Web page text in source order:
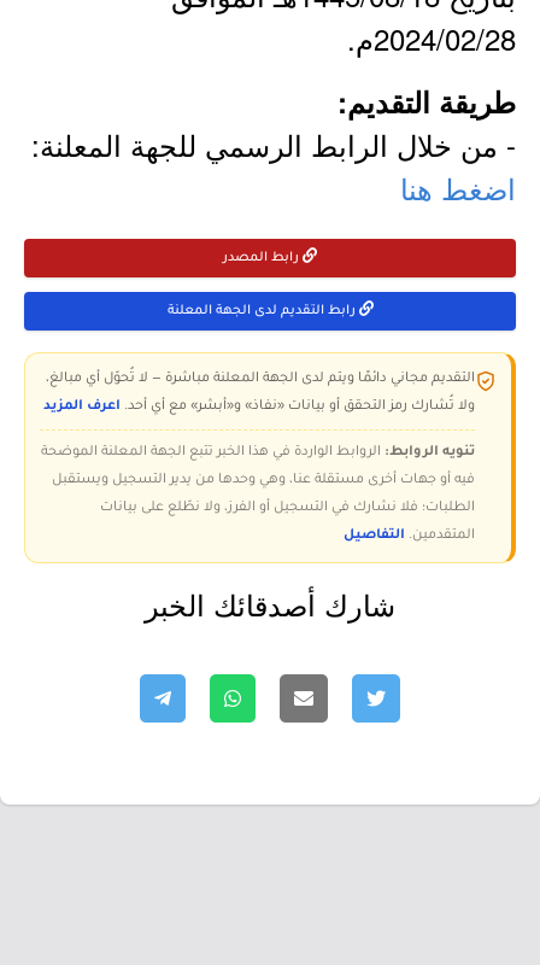
2024/02/28م.
طريقة التقديم:
- من خلال الرابط الرسمي للجهة المعلنة:
اضغط هنا
رابط المصدر
رابط التقديم لدى الجهة المعلنة
التقديم مجاني دائمًا ويتم لدى الجهة المعلنة مباشرة — لا تُحوّل أي مبالغ،
ولا تُشارك رمز التحقق أو بيانات «نفاذ» و«أبشر» مع أي أحد. اعرف المزيد
تنويه الروابط: الروابط الواردة في هذا الخبر تتبع الجهة المعلنة الموضحة
فيه أو جهات أخرى مستقلة عنا، وهي وحدها من يدير التسجيل ويستقبل
الطلبات؛ فلا نشارك في التسجيل أو الفرز، ولا نطّلع على بيانات
المتقدمين. التفاصيل
شارك أصدقائك الخبر